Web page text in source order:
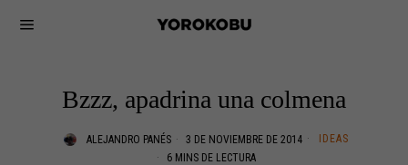
Bzzz, apadrina una colmena
ALEJANDRO PANÉS 3 DE NOVIEMBRE DE 2014
IDEAS
6 MINS DE LECTURA